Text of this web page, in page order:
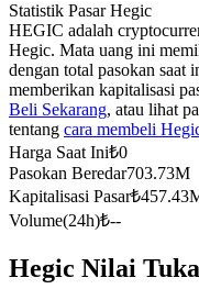
Copy Trading
Bergabunglah
Statistik Pasar Hegic
HEGIC adalah
Hegic. Mata uang ini
dengan total pasokan saat
memberikan kapitalisasi
Beli Sekarang, atau lihat
tentang cara membeli
Harga Saat Ini₺0
Pasokan Beredar703.73M
Kapitalisasi Pasar₺
Volume(24h)₺--
Hegic Nilai